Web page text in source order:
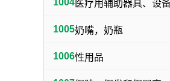
1004
1005奶嘴，奶瓶
1006性用品